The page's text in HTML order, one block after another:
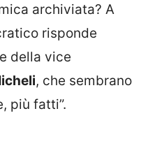
archiviata? A
risponde
della vice
, che sembrano
più fatti”.